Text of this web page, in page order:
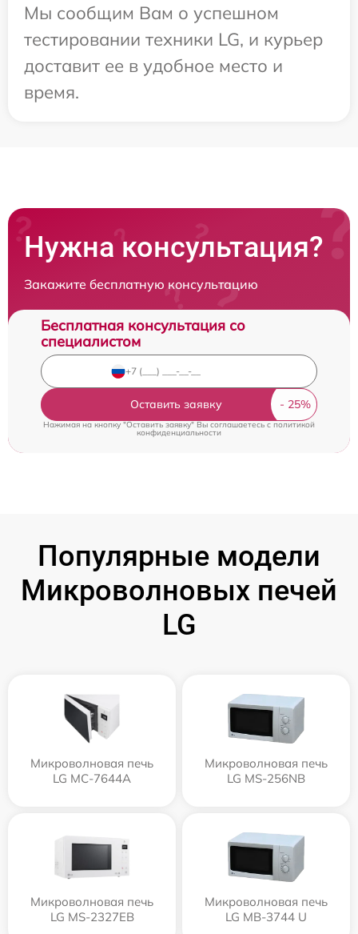
Мы сообщим Вам о успешном
тестировании техники LG, и курьер
доставит ее в удобное место и
время.
Нужна консультация?
Закажите бесплатную консультацию
Бесплатная консультация со
специалистом
Оставить заявку
Нажимая на кнопку "Оставить заявку" Вы соглашаетесь cполитикой
конфиденциальности
Популярные модели
Микроволновых печей
LG
Микроволновая печь
LG MC-7644A
Микроволновая печь
LG MS-256NB
Микроволновая печь
LG MS-2327EB
Микроволновая печь
LG MB-3744 U